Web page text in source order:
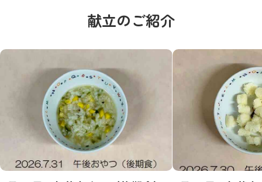
写真販売サービス
各種書類
お仕事をお探しの方
よくあるご質問
献立のご紹介